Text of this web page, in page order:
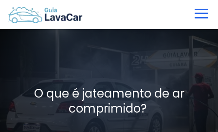
O que é jateamento de ar
comprimido?